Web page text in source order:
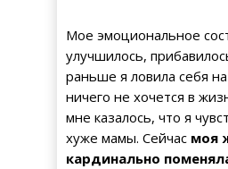
Мое эмоциональное
улучшилось,
раньше я ловила себя
ничего не хочется в
мне казалось, что я
хуже мамы. Сейчас моя
кардинально